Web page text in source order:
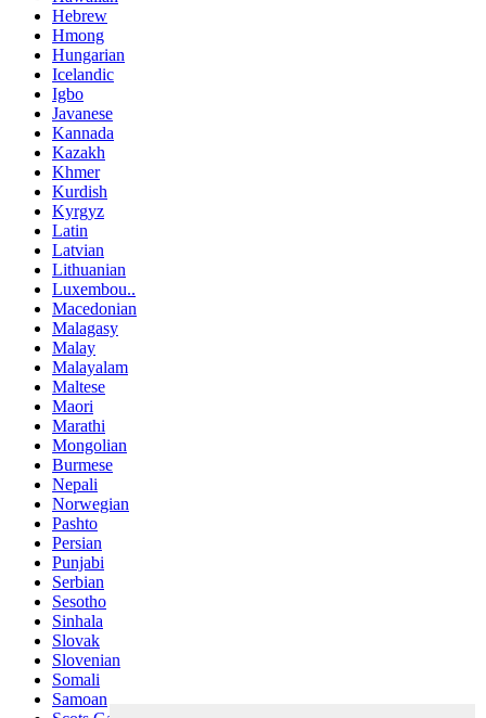
Hebrew
Hmong
Hungarian
Icelandic
Igbo
Javanese
Kannada
Kazakh
Khmer
Kurdish
Kyrgyz
Latin
Latvian
Lithuanian
Luxembou..
Macedonian
Malagasy
Malay
Malayalam
Maltese
Maori
Marathi
Mongolian
Burmese
Nepali
Norwegian
Pashto
Persian
Punjabi
Serbian
Sesotho
Sinhala
Slovak
Slovenian
Somali
Samoan